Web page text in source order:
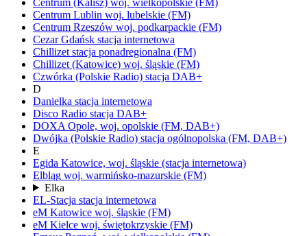
Centrum Lublin woj. lubelskie (FM)
Centrum Rzeszów woj. podkarpackie (FM)
Cezar Gdańsk stacja internetowa
Chillizet stacja ponadregionalna (FM)
Chillizet (Katowice) woj. śląskie (FM)
Czwórka (Polskie Radio) stacja DAB+
D
Danielka stacja internetowa
Disco Radio stacja DAB+
DOXA Opole, woj. opolskie (FM, DAB+)
Dwójka (Polskie Radio) stacja ogólnopolska (FM, DAB+)
E
Egida Katowice, woj. śląskie (stacja internetowa)
Elbląg woj. warmińsko-mazurskie (FM)
Elka
EL-Stacja stacja internetowa
eM Katowice woj. śląskie (FM)
eM Kielce woj. świętokrzyskie (FM)